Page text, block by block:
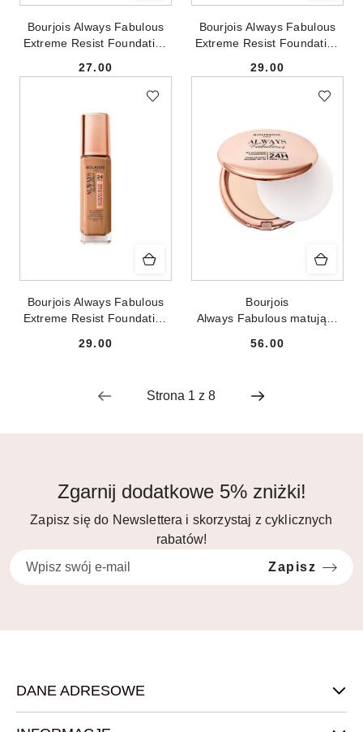
Bourjois Always Fabulous
Extreme Resist Foundation
twarzy 310 Beige 30ml
Cena:
27.00
Bourjois Always Fabulous
Extreme Resist Foundation
twarzy 400 Rose Beige
Cena:
29.00
Bourjois Always Fabulous
Extreme Resist Foundation
twarzy 420 Light Sand 30ml
Cena:
29.00
Bourjois
Always Fabulous matujący
SPF20 100 Rose Ivory 7g
Cena:
56.00
Zgarnij dodatkowe 5% zniżki!
Zapisz się do Newslettera i skorzystaj z cyklicznych
rabatów!
Zapisz
DANE ADRESOWE